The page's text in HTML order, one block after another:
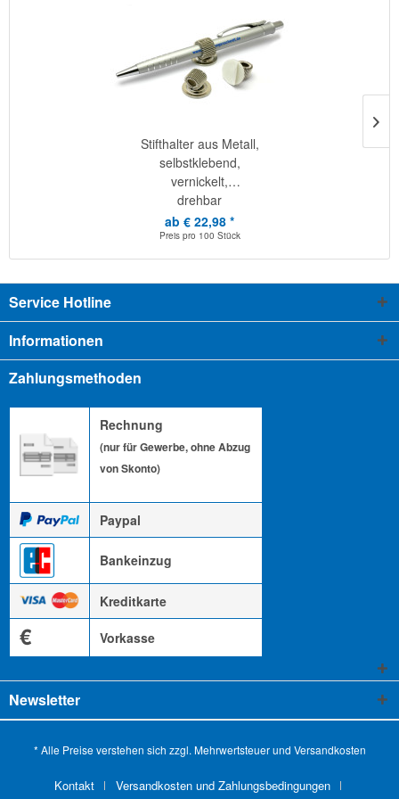
Stifthalter aus Metall,
selbstklebend,
vernickelt,
drehbar
ab € 22,98 *
Preis pro 100 Stück
Service Hotline
Informationen
Zahlungsmethoden
Rechnung
(nur für Gewerbe, ohne Abzug
von Skonto)
Paypal
Bankeinzug
Kreditkarte
€ Vorkasse
Newsletter
* Alle Preise verstehen sich zzgl. Mehrwertsteuer und Versandkosten
Kontakt Versandkosten und Zahlungsbedingungen